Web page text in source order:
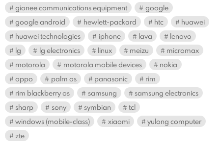
gionee communications equipment
google
google android
hewlett-packard htc
huawei
huawei technologies
iphone lava
lenovo
lg
lg electronics linux meizu
micromax
motorola
motorola mobile devices
nokia
oppo
palm os panasonic
rim
rim blackberry os
samsung
samsung electronics
sharp
sony symbian
tcl
windows (mobile-class)
xiaomi
yulong computer
zte